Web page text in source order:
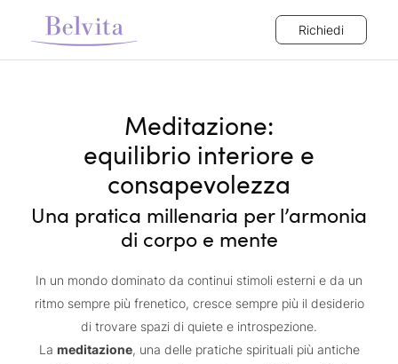
Richiedi
Meditazione:
equilibrio interiore e
consapevolezza
Una pratica millenaria per l’armonia
di corpo e mente
In un mondo dominato da continui stimoli esterni e da un
ritmo sempre più frenetico, cresce sempre più il desiderio
di trovare spazi di quiete e introspezione.
La meditazione, una delle pratiche spirituali più antiche